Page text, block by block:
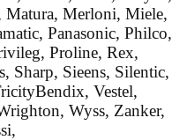
Merloni, Miele,
Panasonic, Philco,
Proline, Rex,
Sharp, Sieens, Silentic,
Vestel,
Wyss, Zanker,